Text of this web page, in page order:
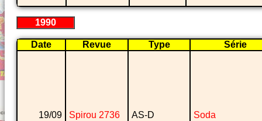
1990
Date Revue Type Série
19/09 Spirou 2736 AS-D Soda